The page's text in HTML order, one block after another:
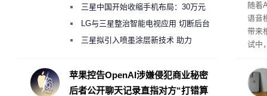
理”
随着
语音
带来
试中
互
桌面
三星中国开始收缩手机布局：30万元
月销售额不达标门店 将被逐步清退
LG与三星整治智能电视应用 切断后台
偷偷共享带宽的违规行为
三星拟引入喷墨涂层新技术 助力
度
苹果控告OpenAI涉嫌侵犯商业秘密
后者公开聊天记录直指对方“打错算